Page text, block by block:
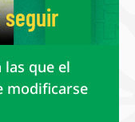
seguir
las que el
modificarse